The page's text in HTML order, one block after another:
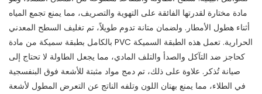
مادة مختارة لقدرتها الفائقة على التهوية والتصريف، مما يمنع تجمع المياه
أثناء هطول الأمطار. ولضمان متانة تدوم طويلاً، تم تغليف السطح المعدني
بالكامل بطبقة سميكة من مادة PVC الحرارية. تعمل هذه الطبقة السميكة
كحاجز ضد التآكل والصدأ والتلف المادي، مما يجعل الطاولة لا تحتاج إلى
صيانة تُذكر. علاوة على ذلك، تم دمج مواد مثبتة للأشعة فوق البنفسجية
في الطلاء، مما يمنع بهتان اللون وتلفه الناتج عن التعرض المطول لأشعة